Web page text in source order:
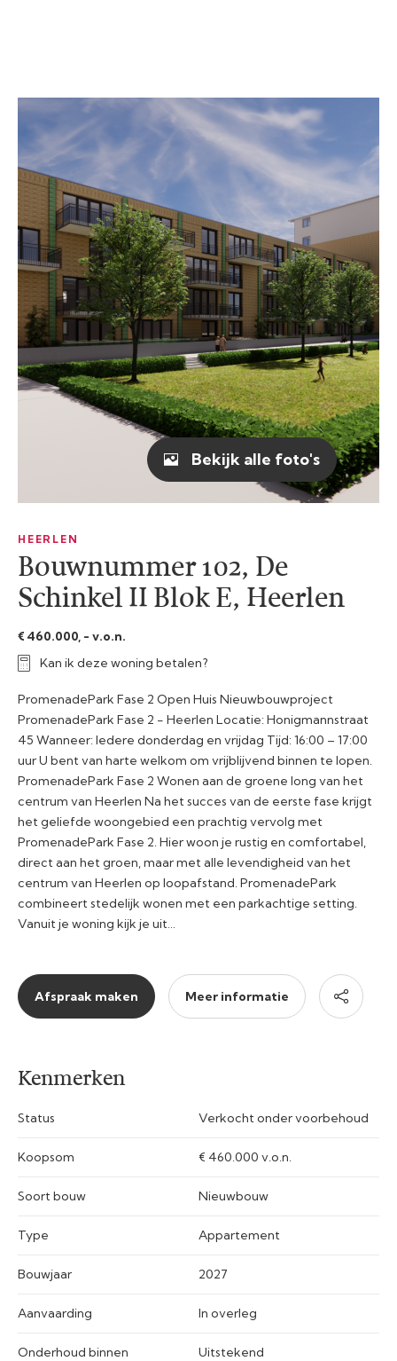
HEERLEN
Bouwnummer 102, De
Schinkel II Blok E, Heerlen
€ 460.000, - v.o.n.
Kan ik deze woning betalen?
PromenadePark Fase 2 Open Huis Nieuwbouwproject
PromenadePark Fase 2 - Heerlen Locatie: Honigmannstraat
45 Wanneer: Iedere donderdag en vrijdag Tijd: 16:00 – 17:00
uur U bent van harte welkom om vrijblijvend binnen te lopen.
PromenadePark Fase 2 Wonen aan de groene long van het
centrum van Heerlen Na het succes van de eerste fase krijgt
het geliefde woongebied een prachtig vervolg met
PromenadePark Fase 2. Hier woon je rustig en comfortabel,
direct aan het groen, maar met alle levendigheid van het
centrum van Heerlen op loopafstand. PromenadePark
combineert stedelijk wonen met een parkachtige setting.
Vanuit je woning kijk je uit…
Afspraak maken Meer informatie
Bekijk alle foto's
Kenmerken
Status Verkocht onder voorbehoud
Koopsom € 460.000 v.o.n.
Soort bouw Nieuwbouw
Type Appartement
Bouwjaar 2027
Aanvaarding In overleg
Onderhoud binnen Uitstekend